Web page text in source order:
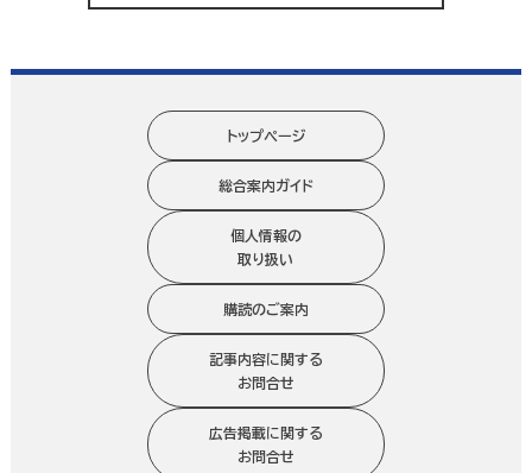
トップページ
総合案内ガイド
個人情報の
取り扱い
購読のご案内
記事内容に関する
お問合せ
広告掲載に関する
お問合せ